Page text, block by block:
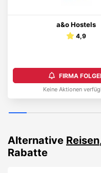
a&o Hostels
4,9
FIRMA
Keine Aktionen
Alternative Reisen
Rabatte